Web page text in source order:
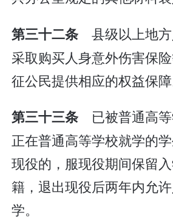
第三十二条 县级以上地
采取购买人身意外伤害保
征公民提供相应的权益保障
第三十三条 已被普通高
正在普通高等学校就学的
现役的，服现役期间保留
籍，退出现役后两年内允
学。